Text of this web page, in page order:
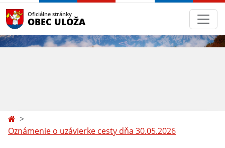
Oficiálne stránky
OBEC ULOŽA
Oznámenie o uzávierke cesty dňa 30.05.2026